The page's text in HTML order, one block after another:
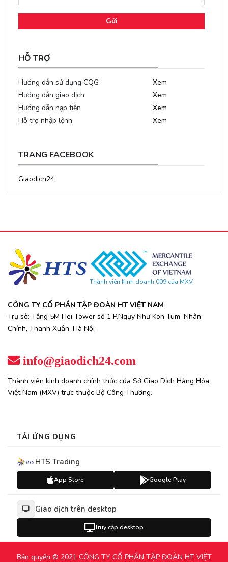
Gửi
HỖ TRỢ
Hướng dẫn sử dụng CQG
Xem
Hướng dẫn giao dịch
Xem
Hướng dẫn nạp tiền
Xem
Hỗ trợ nhập lệnh
Xem
TRANG FACEBOOK
Giaodich24
Thành viên Kinh doanh 009 của MXV
CÔNG TY CỔ PHẦN TẬP ĐOÀN HT VIỆT NAM
Trụ sở: Tầng 5M Hei Tower số 1 P.Ngụy Như Kon Tum, Nhân
Chính, Thanh Xuân, Hà Nội
info@giaodich24.com
Thành viên kinh doanh chính thức của Sở Giao Dịch Hàng Hóa
Việt Nam (MXV) trực thuộc Bộ Công Thương.
TẢI ỨNG DỤNG
HTS Trading
App Store Google Play
Giao dịch trên desktop
Truy cập desktop
Bản quyền © 2021 CÔNG TY CỔ PHẦN TẬP ĐOÀN HT VIỆT